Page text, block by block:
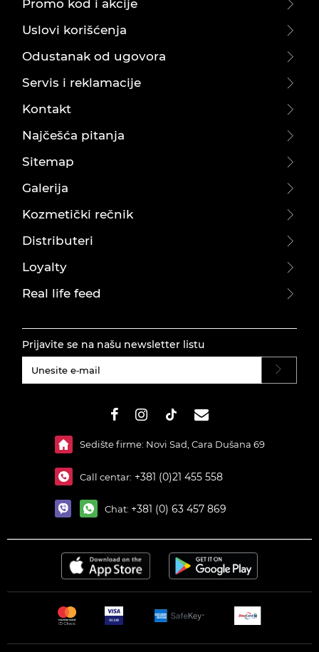
Promo kod i akcije
Uslovi korišćenja
Odustanak od ugovora
Servis i reklamacije
Kontakt
Najčešća pitanja
Sitemap
Galerija
Kozmetički rečnik
Distributeri
Loyalty
Real life feed
Prijavite se na našu newsletter listu
Sedište firme: Novi Sad, Cara Dušana 69
Call centar: +381 (0)21 455 558
Chat: +381 (0) 63 457 869